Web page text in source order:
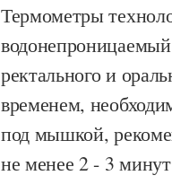
Термометры
ректального и
временем,
под мышкой,
не менее 2 - 3